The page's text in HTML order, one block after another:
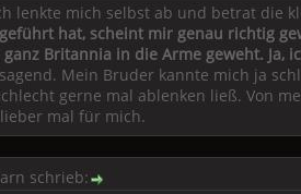
lenkte mich selbst ab und betrat die
hat, scheint mir genau richtig
ganz Britannia in die Arme geweht. Ja,
Mein Bruder kannte mich ja
gerne mal ablenken ließ. Von
mal für mich.
schrieb: